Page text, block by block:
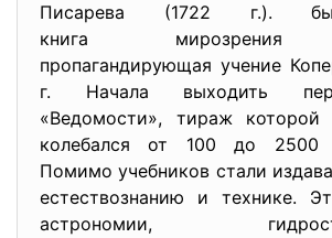
Писарева (1722 г.).
книга мирозрения
пропагандирующая учение
г. Начала выходить
«Ведомости», тираж
колебался от 100 до 2500
Помимо учебников стали
естествознанию и технике.
астрономии,